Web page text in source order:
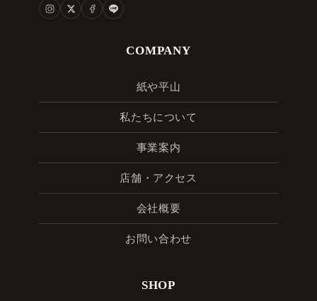
COMPANY
紙や平山
私たちについて
事業案内
店舗・アクセス
会社概要
お問い合わせ
SHOP